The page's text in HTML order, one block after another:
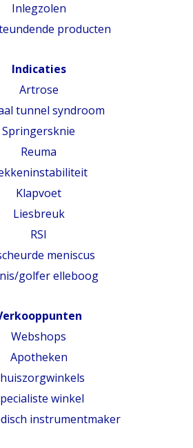
Inlegzolen
producten
Indicaties
Artrose
tunnel syndroom
Springersknie
Reuma
Klapvoet
Liesbreuk
RSI
meniscus
golfer elleboog
Webshops
Apotheken
winkel
instrumentmaker